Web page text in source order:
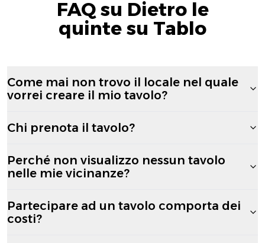
FAQ su Dietro le
quinte su Tablo
Come mai non trovo il locale nel quale
vorrei creare il mio tavolo?
Chi prenota il tavolo?
Perché non visualizzo nessun tavolo
nelle mie vicinanze?
Partecipare ad un tavolo comporta dei
costi?